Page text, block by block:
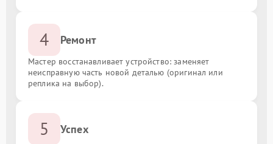
4 Ремонт
Мастер восстанавливает устройство: заменяет
неисправную часть новой деталью (оригинал или
реплика на выбор).
5 Успех